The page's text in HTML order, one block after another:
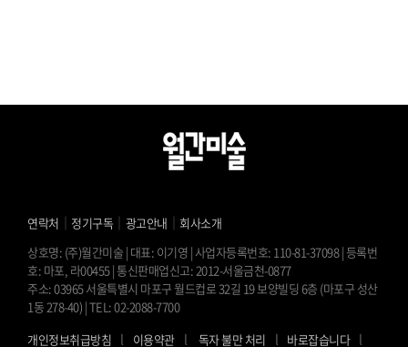
연락처 정기구독 광고안내
회사소개
상호명: (주)월간미술 | 대표: 이기영 | 사업자등록번호: 110-81-37098 | 등록번
호: 마포, 라00455 | 통신판매업신고: 2012-서울금천-0877
주소: 03965 서울특별시 마포구 월드컵로 32길 19 보양빌딩 6층 (마포구 성산
1동 278-40) | TEL: 02-2088-7700
개인정보취급방침 l 이용약관 l 독자 불만 처리 l 바로잡습니다 l